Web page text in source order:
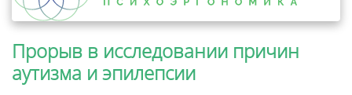
Прорыв в исследовании причин
аутизма и эпилепсии